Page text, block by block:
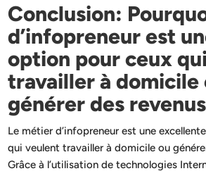
Conclusion:
d’infopreneur est
option pour ceux
travailler à domicile
générer des
Le métier d’infopreneur est une
qui veulent travailler à domicile ou
Grâce à l’utilisation de technologies